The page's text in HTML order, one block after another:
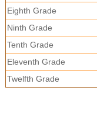
Eighth Grade
Ninth Grade
Tenth Grade
Eleventh Grade
Twelfth Grade